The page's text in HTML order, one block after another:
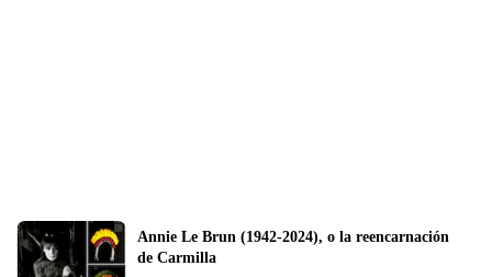
Annie Le Brun (1942-2024), o la reencarnación
de Carmilla